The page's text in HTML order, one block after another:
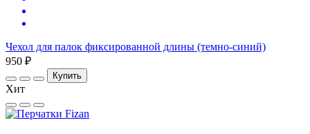
Чехол для палок фиксированной длины (темно-синий)
950 ₽
Купить
Хит